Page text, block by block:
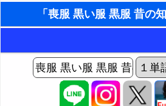
AIゆめの夢占いチャット